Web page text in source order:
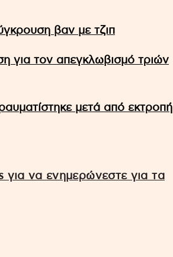
βαν με τζιπ
για τον απεγκλωβισμό τριών
μετά από εκτροπή
να ενημερώνεστε για τα